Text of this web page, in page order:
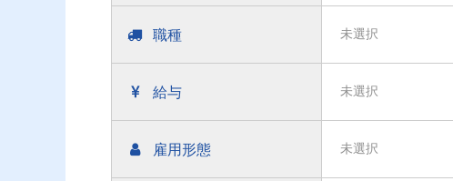
職種 未選択
給与 未選択
雇用形態 未選択